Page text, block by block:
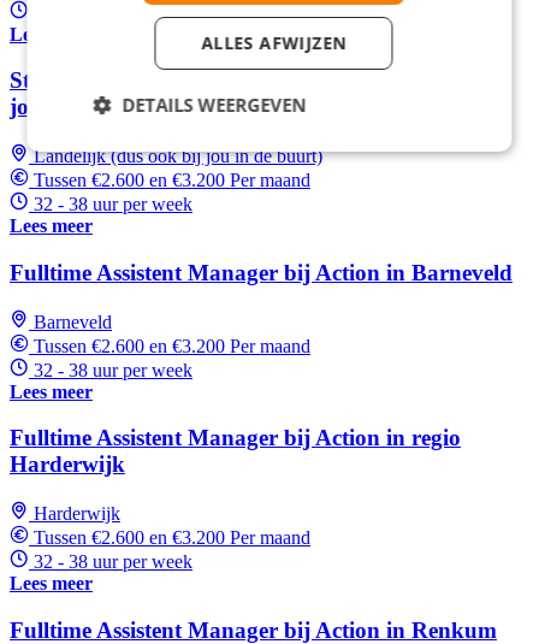
32 - 38 uur per week
Lees meer
Start nu als Assistent filiaalmanager bij Action in
jouw regio
Landelijk (dus ook bij jou in de buurt)
Tussen €2.600 en €3.200 Per maand
32 - 38 uur per week
Lees meer
Fulltime Assistent Manager bij Action in Barneveld
Barneveld
Tussen €2.600 en €3.200 Per maand
32 - 38 uur per week
Lees meer
Fulltime Assistent Manager bij Action in regio
Harderwijk
Harderwijk
Tussen €2.600 en €3.200 Per maand
32 - 38 uur per week
Lees meer
Fulltime Assistent Manager bij Action in Renkum
ALLES AFWIJZEN
DETAILS WEERGEVEN